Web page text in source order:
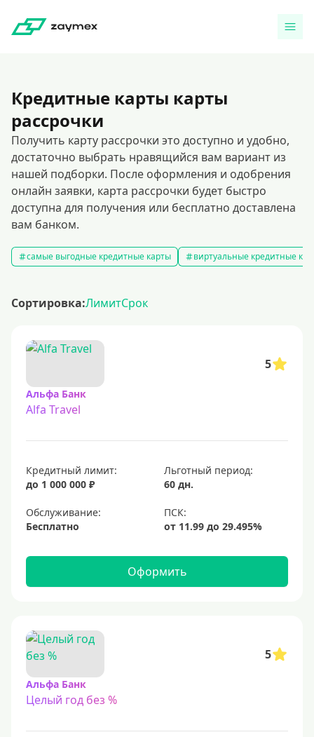
Кредитные карты карты
рассрочки
Получить карту рассрочки это доступно и удобно,
достаточно выбрать нравящийся вам вариант из
нашей подборки. После оформления и одобрения
онлайн заявки, карта рассрочки будет быстро
доступна для получения или бесплатно доставлена
вам банком.
самые выгодные кредитные карты виртуальные кредитные
Сортировка:ЛимитСрок
5
Альфа Банк
Alfa Travel
Кредитный лимит:
до 1 000 000 ₽
Льготный период:
60 дн.
Обслуживание:
Бесплатно
Оформить
5
Альфа Банк
Целый год без %